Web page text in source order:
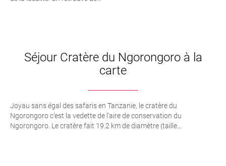
Séjour Cratère du Ngorongoro à la
carte
Joyau sans égal des safaris en Tanzanie, le cratère du
Ngorongoro c’est la vedette de l’aire de conservation du
Ngorongoro. Le cratère fait 19.2 km de diamètre (taille...